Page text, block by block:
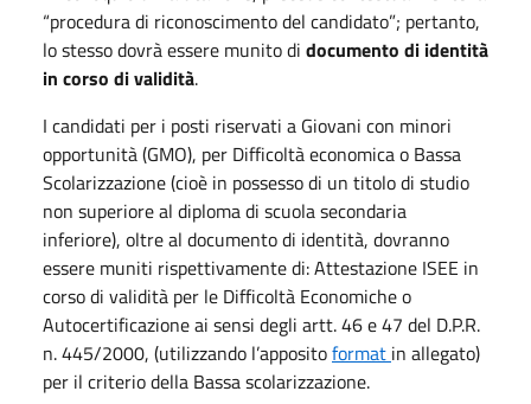
“procedura di riconoscimento del candidato”; pertanto,
lo stesso dovrà essere munito di documento di identità
in corso di validità.
I candidati per i posti riservati a Giovani con minori
opportunità (GMO), per Difficoltà economica o Bassa
Scolarizzazione (cioè in possesso di un titolo di studio
non superiore al diploma di scuola secondaria
inferiore), oltre al documento di identità, dovranno
essere muniti rispettivamente di: Attestazione ISEE in
corso di validità per le Difficoltà Economiche o
Autocertificazione ai sensi degli artt. 46 e 47 del D.P.R.
n. 445/2000, (utilizzando l’appositoformat in allegato)
per il criterio della Bassa scolarizzazione.